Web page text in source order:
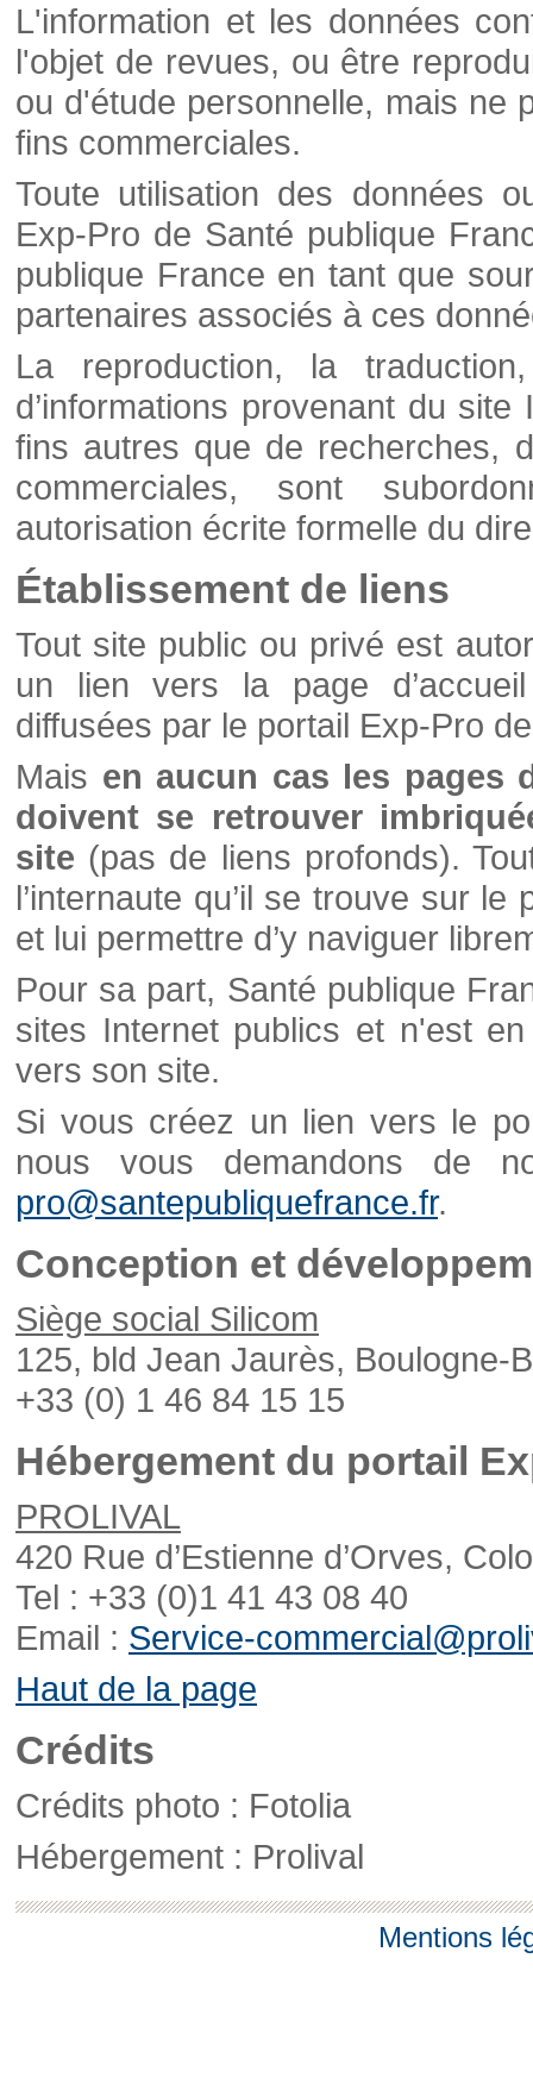
L'information et les données
l'objet de revues, ou être
ou d'étude personnelle, mais ne
fins commerciales.
Toute utilisation des données
Exp-Pro de Santé publique
publique France en tant que
partenaires associés à ces
La reproduction, la
d’informations provenant du
fins autres que de recherches,
commerciales, sont
autorisation écrite formelle du
Établissement de liens
Tout site public ou privé est
un lien vers la page
diffusées par le portail Exp-Pro
Mais en aucun cas les pages
doivent se retrouver
site (pas de liens profonds).
l’internaute qu’il se trouve sur
et lui permettre d’y naviguer
Pour sa part, Santé publique
sites Internet publics et n'est
vers son site.
Si vous créez un lien vers le
nous vous demandons de
pro@santepubliquefrance.fr.
Conception et
Siège social Silicom
125, bld Jean Jaurès, Boulogne-
+33 (0) 1 46 84 15 15
Hébergement du portail
PROLIVAL
420 Rue d’Estienne d’Orves,
Tel : +33 (0)1 41 43 08 40
Email : Service-
Haut de la page
Crédits
Crédits photo : Fotolia
Hébergement : Prolival
Mentions